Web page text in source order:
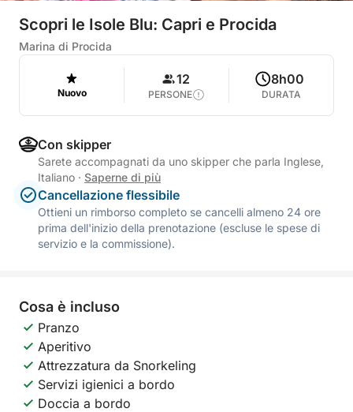
Scopri le Isole Blu: Capri e Procida
Marina di Procida
Nuovo
12
PERSONE
8h00
DURATA
Con skipper
Sarete accompagnati da uno skipper che parla Inglese,
Italiano · Saperne di più
Cancellazione flessibile
Ottieni un rimborso completo se cancelli almeno 24 ore
prima dell'inizio della prenotazione (escluse le spese di
servizio e la commissione).
Cosa è incluso
Pranzo
Aperitivo
Attrezzatura da Snorkeling
Servizi igienici a bordo
Doccia a bordo